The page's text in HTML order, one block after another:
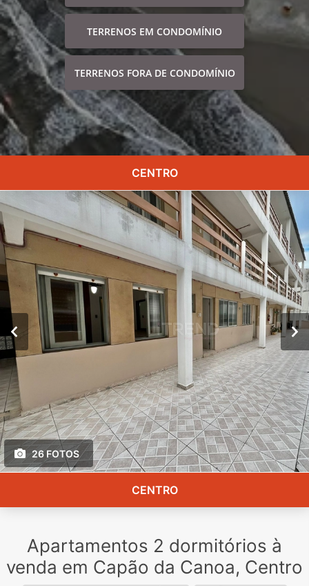
TERRENOS EM CONDOMÍNIO
TERRENOS FORA DE CONDOMÍNIO
CENTRO
26 FOTOS
CENTRO
Apartamentos 2 dormitórios à
venda em Capão da Canoa, Centro